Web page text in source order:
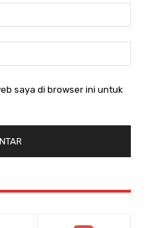
saya di browser ini untuk